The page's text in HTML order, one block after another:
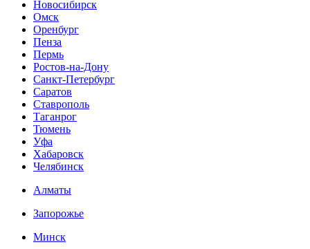
Новосибирск
Омск
Оренбург
Пенза
Пермь
Ростов-на-Дону
Санкт-Петербург
Саратов
Ставрополь
Таганрог
Тюмень
Уфа
Хабаровск
Челябинск
Алматы
Запорожье
Минск